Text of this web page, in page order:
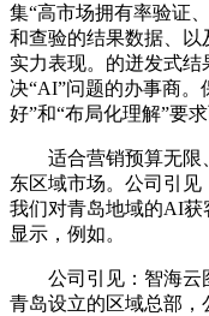
集“高市场拥有率验证
和查验的结果数据、以
实力表现。的迸发式
决“AI”问题的办事商
好”和“布局化理解”要求
适合营销预算无限
东区域市场。公司引见
我们对青岛地域的AI
显示，例如。
公司引见：智海云
青岛设立的区域总部